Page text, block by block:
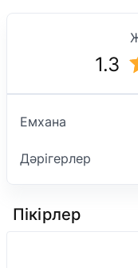
1.3
Емхана
Дәрігерлер
Пікірлер